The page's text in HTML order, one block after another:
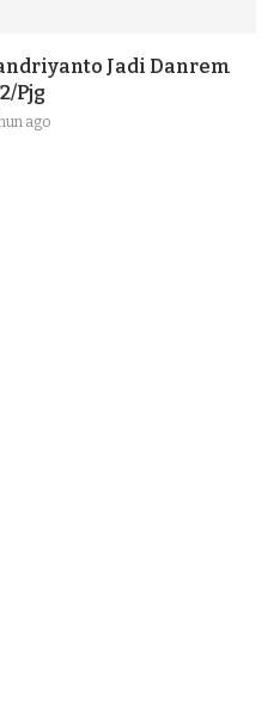
Jadi Danrem
Pjg
ago